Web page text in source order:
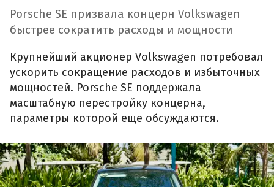
Porsche SE призвала концерн Volkswagen
быстрее сократить расходы и мощности
Крупнейший акционер Volkswagen потребовал
ускорить сокращение расходов и избыточных
мощностей. Porsche SE поддержала
масштабную перестройку концерна,
параметры которой еще обсуждаются.